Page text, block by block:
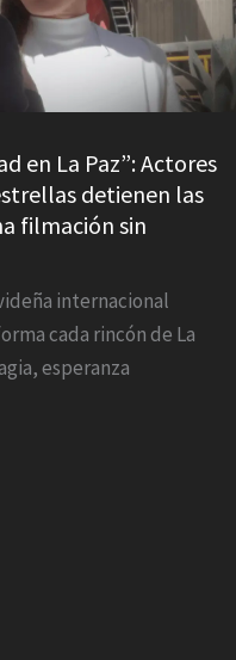
en La Paz”: Actores
detienen las
filmación sin
internacional
cada rincón de La
esperanza